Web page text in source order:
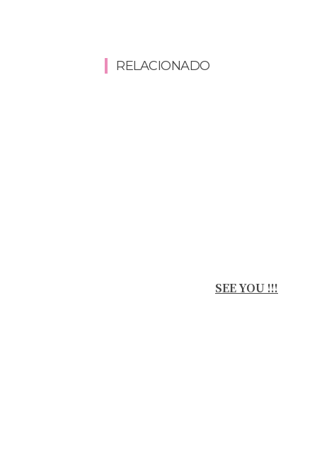
RELACIONADO
SEE YOU !!!